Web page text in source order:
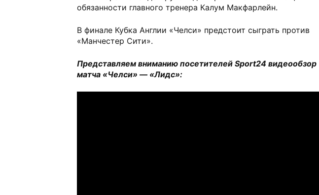
обязанности главного тренера Калум Макфарлейн.
В финале Кубка Англии «Челси» предстоит сыграть против
«Манчестер Сити».
Представляем вниманию посетителей Sport24 видеообзор
матча «Челси» — «Лидс»: